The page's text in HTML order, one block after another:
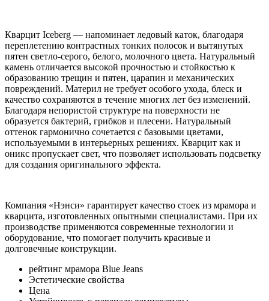
Кварцит Iceberg — напоминает ледовый каток, благодаря
переплетению контрастных тонких полосок и вытянутых
пятен светло-серого, белого, молочного цвета. Натуральный
камень отличается высокой прочностью и стойкостью к
образованию трещин и пятен, царапин и механических
повреждений. Материл не требует особого ухода, блеск и
качество сохраняются в течение многих лет без изменений.
Благодаря непористой структуре на поверхности не
образуется бактерий, грибков и плесени. Натуральный
оттенок гармонично сочетается с базовыми цветами,
используемыми в интерьерных решениях. Кварцит как и
оникс пропускает свет, что позволяет использовать подсветку
для создания оригинального эффекта.
Компания «Нэнси» гарантирует качество стоек из мрамора и
кварцита, изготовленных опытными специалистами. При их
производстве применяются современные технологии и
оборудование, что помогает получить красивые и
долговечные конструкции.
рейтинг мрамора Blue Jeans
Эстетические свойства
Цена